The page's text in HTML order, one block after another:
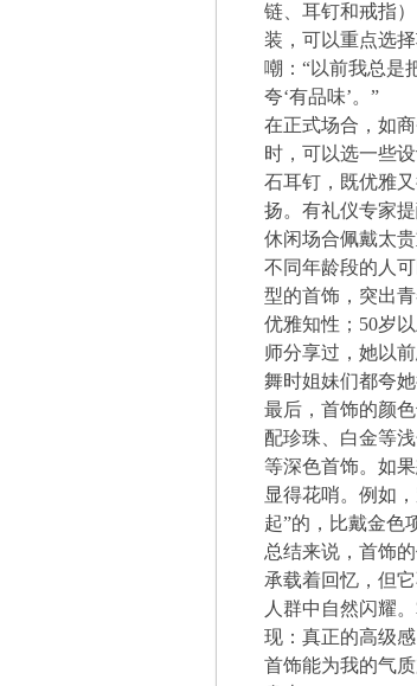
链、耳钉和戒指
装，可以重点选
嘲：“以前我总是
夸‘有品味’。”
在正式场合，如
时，可以选一些
石耳钉，既优雅
扬。有礼仪专家
休闲场合佩戴太
不同年龄段的人
型的首饰，突出
优雅知性；50岁
师分享过，她以
舞时姐妹们都夸她
最后，首饰的颜
配珍珠、白金等
等深色首饰。如
显得花哨。例如
起”的，比戴金色
总结来说，首饰
承载着回忆，但
人群中自然闪耀
现：真正的高级
首饰能为我的气